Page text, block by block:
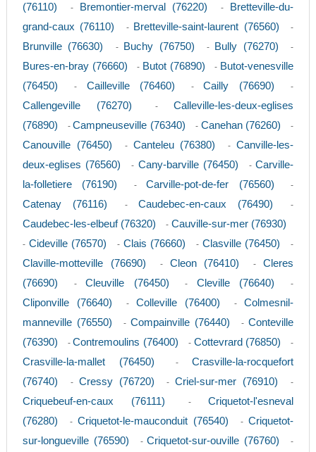
(76110)
- Bremontier-merval (76220) -
Bretteville-du-
grand-caux (76110)
- Bretteville-saint-laurent (76560) -
Brunville (76630) - Buchy (76750) - Bully (76270) -
Bures-en-bray (76660) - Butot (76890) - Butot-venesville
(76450)
- Cailleville (76460) -Cailly (76690) -
Callengeville (76270) -Calleville-les-deux-eglises
(76890)
-Campneuseville (76340) - Canehan (76260) -
Canouville (76450) - Canteleu (76380) -Canville-les-
deux-eglises (76560)
- Cany-barville (76450) -Carville-
la-folletiere (76190)
-Carville-pot-de-fer (76560) -
Catenay (76116) - Caudebec-en-caux (76490) -
Caudebec-les-elbeuf (76320) - Cauville-sur-mer (76930)
- Cideville (76570) - Clais (76660) - Clasville (76450) -
Claville-motteville (76690) - Cleon (76410) -Cleres
(76690)
-Cleuville (76450) - Cleville (76640) -
Cliponville (76640) - Colleville (76400) -Colmesnil-
manneville (76550)
- Compainville (76440) -Conteville
(76390)
-Contremoulins (76400) - Cottevrard (76850) -
Crasville-la-mallet (76450) -Crasville-la-rocquefort
(76740)
- Cressy (76720) -Criel-sur-mer (76910) -
Criquebeuf-en-caux (76111) -Criquetot-l'esneval
(76280)
- Criquetot-le-mauconduit (76540) -Criquetot-
sur-longueville (76590)
-Criquetot-sur-ouville (76760) -